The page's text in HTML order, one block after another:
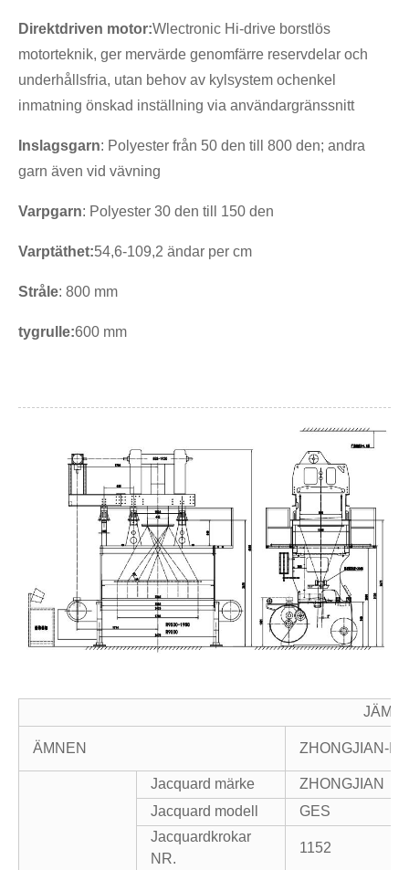
Direktdriven motor:Wlectronic Hi-drive borstlös
motorteknik, ger mervärde genomfärre reservdelar och
underhållsfria, utan behov av kylsystem ochenkel
inmatning önskad inställning via användargränssnitt
Inslagsgarn: Polyester från 50 den till 800 den; andra
garn även vid vävning
Varpgarn: Polyester 30 den till 150 den
Varptäthet:54,6-109,2 ändar per cm
Stråle: 800 mm
tygrulle:600 mm
ÄMNEN ZHONGJIAN-I
Jacquard märke
ZHONGJIAN
Jacquard modell
GES
Jacquardkrokar
NR.
1152